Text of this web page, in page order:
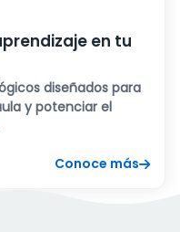
en tu
diseñados para
y potenciar el
Conoce más